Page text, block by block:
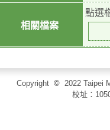
相關檔案
點選
Copyright © 2022 Taipei
校址：